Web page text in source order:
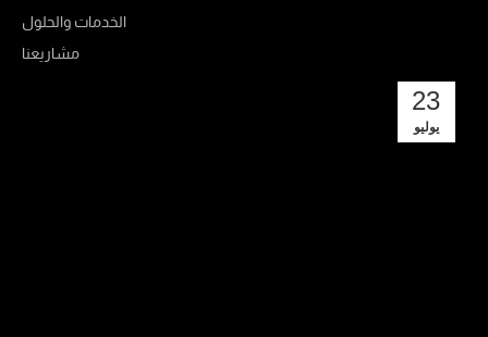
الخدمات والحلول
مشاريعنا
23
يوليو